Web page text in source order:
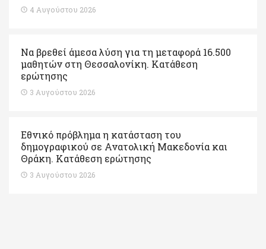
4 Αυγούστου 2026
Να βρεθεί άμεσα λύση για τη μεταφορά 16.500
μαθητών στη Θεσσαλονίκη. Κατάθεση
ερώτησης
3 Αυγούστου 2026
Εθνικό πρόβλημα η κατάσταση του
δημογραφικού σε Ανατολική Μακεδονία και
Θράκη. Κατάθεση ερώτησης
3 Αυγούστου 2026